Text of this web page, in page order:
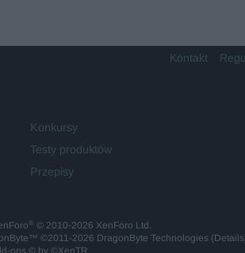
Kontakt
Konkursy
Testy produktów
Przepisy
® © 2010-2026 XenForo Ltd.
©2011-2026 DragonByte Technologies(Details
ons© by ©XenTR